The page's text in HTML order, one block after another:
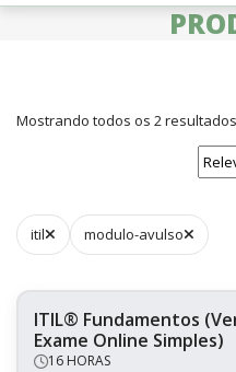
Mostrando todos os 2 resultados
itil modulo-avulso
ITIL® Fundamentos
Exame Online Simples)
16 HORAS